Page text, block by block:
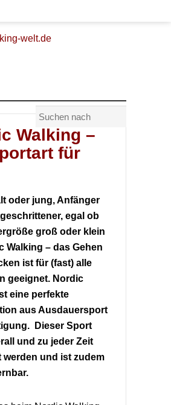
Walking –
für
oder jung, Anfänger
egal ob
groß oder klein
Walking – das Gehen
ist für (fast) alle
geeignet. Nordic
eine perfekte
aus Ausdauersport
Dieser Sport
und zu jeder Zeit
werden und ist zudem